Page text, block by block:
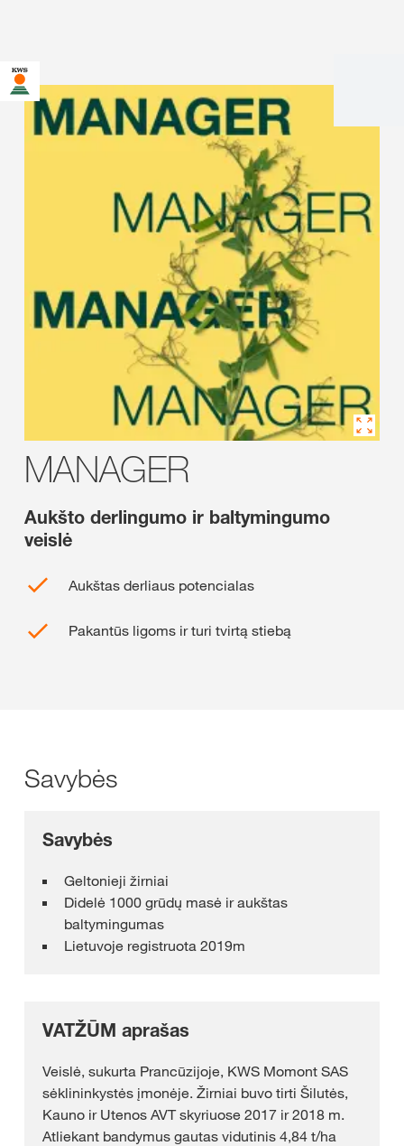
MANAGER
Aukšto derlingumo ir baltymingumo
veislė
Aukštas derliaus potencialas
Pakantūs ligoms ir turi tvirtą stiebą
Savybės
Savybės
Geltonieji žirniai
Didelė 1000 grūdų masė ir aukštas
baltymingumas
Lietuvoje registruota 2019m
VATŽŪM aprašas
Veislė, sukurta Prancūzijoje, KWS Momont SAS
sėklininkystės įmonėje. Žirniai buvo tirti Šilutės,
Kauno ir Utenos AVT skyriuose 2017 ir 2018 m.
Atliekant bandymus gautas vidutinis 4,84 t/ha